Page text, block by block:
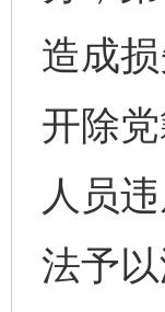
造成
开除
人员
法予